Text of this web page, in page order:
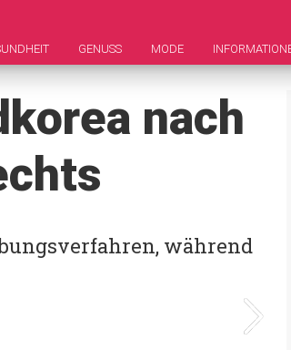
GENUSS MODE
nach
während